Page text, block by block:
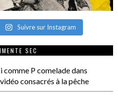
Suivre sur Instagram
SEC
comme P comeladedans
consacrés à la pêche